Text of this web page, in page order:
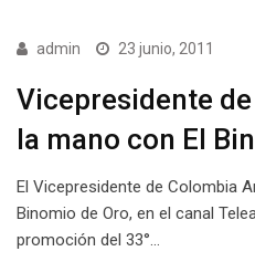
admin 23 junio, 2011
Vicepresidente
la mano con El
El Vicepresidente de Colombia
Binomio de Oro, en el canal
promoción del 33°…